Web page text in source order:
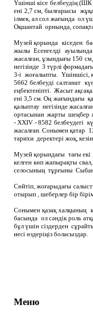
Үшінші кісе белбеудің
ені 2,7 см, былғарысы
ілмек, ал сол жағында ол
Оқшантай орнында,
Музей қорында кіседен
жылы Есенгелді
жасалған, ұзындығы 150
негізінде 3 түрлі
3-і жоғалыпты. Үшіншісі,
5662 белбеуді салтанат
еңбектеніпті. Жасыт
ені 3,5 см. Оң жағындағы
қалыптау негізінде
ортасынан жарты шеңбер
- ХХІV - 8582 белбеудегі
жасалған. Сонымен қатар
тарихи деректері жоқ,
Музей қорындағы тағы екі
келген көп жапырақты
селосының тұрғыны
Сөйтіп, жоғарыдағы
отырып , шеберлер бір
Сонымен қазақ халқының
басында ол сәндік роль
бұл үшін сіздерден
иесі өздеріңіз боласыздар.
Меню